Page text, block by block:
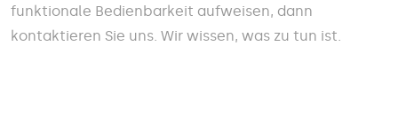
funktionale Bedienbarkeit aufweisen, dann
kontaktieren Sie uns. Wir wissen, was zu tun ist.